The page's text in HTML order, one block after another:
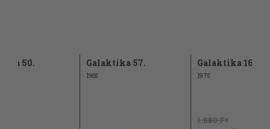
50. Galaktika 57.
1985
Galaktika 16.
1975
1.880 Ft